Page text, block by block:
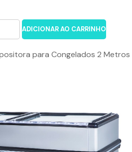
ADICIONAR AO CARRINHO
para Congelados 2 Metros